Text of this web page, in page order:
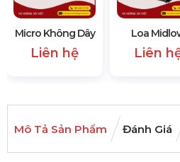
Micro Không Dây
Liên hệ
Loa
Liên
Mô Tả Sản Phẩm Đánh Giá